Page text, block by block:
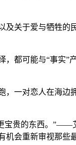
关于爱与牺牲
都可能与“事实
一对恋人在海边
宝贵的东西。
会重新审视那些